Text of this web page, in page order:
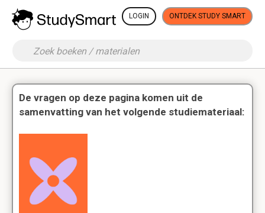
LOGIN ONTDEK STUDY SMART
De vragen op deze pagina komen uit de
samenvatting van het volgende studiemateriaal: